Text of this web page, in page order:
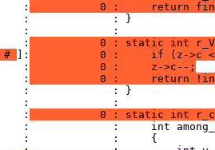
:
0 :     return
:             : }
:             :
:
0 : static int
# ]:
0 :     if (z->c
:
           0 :     z->c--;
:
0 :     return
:             : }
:             :
:
0 : static int
:             :     int
:             :     {